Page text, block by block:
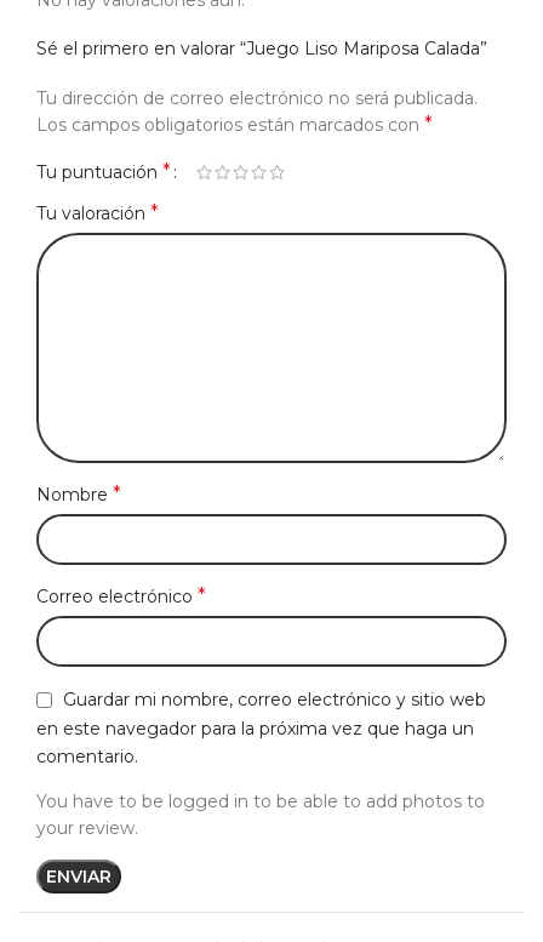
Sé el primero en valorar “Juego Liso Mariposa Calada”
Tu dirección de correo electrónico no será publicada.
Los campos obligatorios están marcados con *
Tu puntuación *
Tu valoración *
Nombre *
Correo electrónico *
Guardar mi nombre, correo electrónico y sitio web
en este navegador para la próxima vez que haga un
comentario.
You have to be logged in to be able to add photos to
your review.